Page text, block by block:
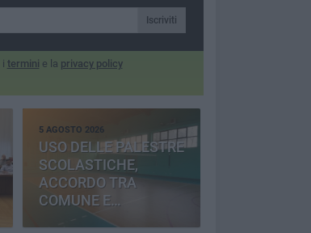
Iscriviti
i termini e la privacy policy
5 AGOSTO 2026
USO DELLE PALESTRE
SCOLASTICHE,
ACCORDO TRA
COMUNE E
PROVINCIA